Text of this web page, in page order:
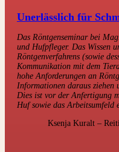
Unerlässlich für
Das Röntgenseminar bei
und Hufpfleger. Das Wissen
Röntgenverfahrens (sowie
Kommunikation mit dem
hohe Anforderungen an
Informationen daraus ziehen
Dies ist vor der Anfertigung
Huf sowie das Arbeitsumfeld
Ksenja Kuralt –